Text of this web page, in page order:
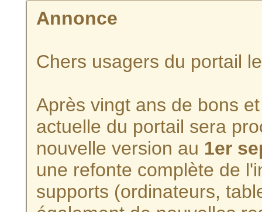
Annonce
Chers usagers du portail
Après vingt ans de bons
actuelle du portail sera
nouvelle version au 1er
une refonte complète de
supports (ordinateurs,